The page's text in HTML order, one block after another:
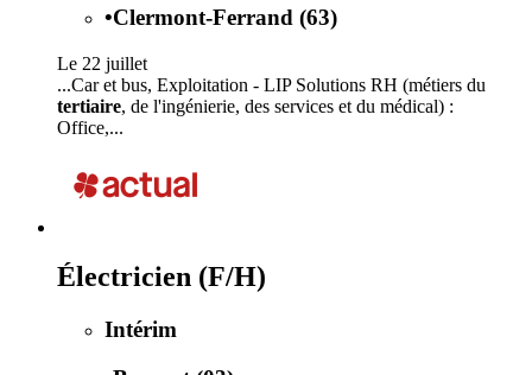
•Clermont-Ferrand (63)
Le 22 juillet
...Car et bus, Exploitation - LIP Solutions RH (métiers du
tertiaire, de l'ingénierie, des services et du médical) :
Office,...
Électricien (F/H)
Intérim